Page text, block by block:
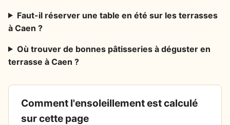
Faut-il réserver une table en été sur les terrasses
à Caen ?
Où trouver de bonnes pâtisseries à déguster en
terrasse à Caen ?
Comment l'ensoleillement est calculé
sur cette page